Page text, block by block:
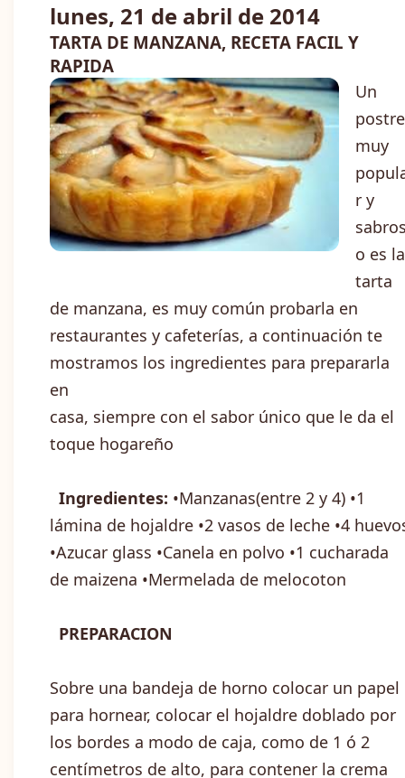
lunes, 21 de abril de 2014
TARTA DE MANZANA, RECETA FACIL Y
RAPIDA
Un
postre
muy
r y
o es la
tarta
de manzana, es muy común probarla en
restaurantes y cafeterías, a continuación te
mostramos los ingredientes para prepararla
en
casa, siempre con el sabor único que le da el
toque hogareño
Ingredientes: •Manzanas(entre 2 y 4) •1
lámina de hojaldre •2 vasos de leche •4
•Azucar glass •Canela en polvo •1 cucharada
de maizena •Mermelada de melocoton
PREPARACION
Sobre una bandeja de horno colocar un papel
para hornear, colocar el hojaldre doblado por
los bordes a modo de caja, como de 1 ó 2
centímetros de alto, para contener la crema